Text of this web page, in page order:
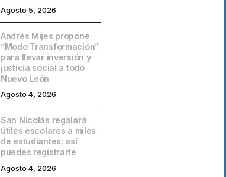
Agosto 5, 2026
Andrés Mijes propone
“Modo Transformación”
para llevar inversión y
justicia social a todo
Nuevo León
Agosto 4, 2026
San Nicolás regalará
útiles escolares a miles
de estudiantes: así
puedes registrarte
Agosto 4, 2026